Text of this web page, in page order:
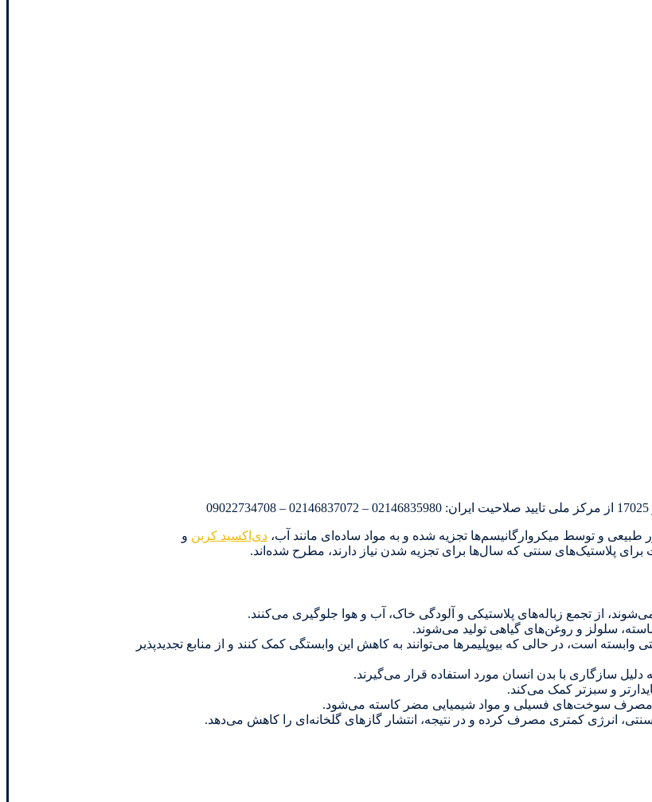
طبیعی و توسط میکروارگانیسم‌ها تجزیه شده و به مواد ساده‌ای مانند آب، دی‌اکسید کربن و
پلاستیک‌های سنتی که سال‌ها برای تجزیه شدن نیاز دارند، مطرح شده‌اند.
از تجمع زباله‌های پلاستیکی و آلودگی خاک، آب و هوا جلوگیری می‌کنند.
نشاسته، سلولز و روغن‌های گیاهی تولید می‌شوند.
است، در حالی که بیوپلیمرها می‌توانند به کاهش این وابستگی کمک کنند و از منابع تجدیدپذیر
سازگاری با بدن انسان مورد استفاده قرار می‌گیرند.
و سبزتر کمک می‌کند.
از مصرف سوخت‌های فسیلی و مواد شیمیایی مضر کاسته می‌شود.
انرژی کمتری مصرف کرده و در نتیجه، انتشار گازهای گلخانه‌ای را کاهش می‌دهد.